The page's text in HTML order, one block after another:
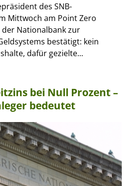
des SNB-
Mittwoch am Point Zero
Nationalbank zur
bestätigt: kein
dafür gezielte...
bei Null Prozent –
bedeutet